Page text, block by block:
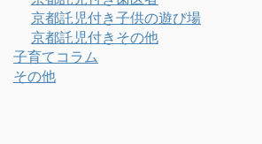
京都託児付き子供の遊び場
京都託児付きその他
子育てコラム
その他